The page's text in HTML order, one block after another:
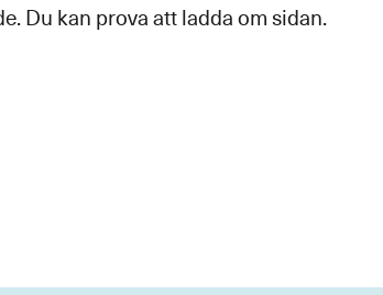
Du kan prova att ladda om sidan.